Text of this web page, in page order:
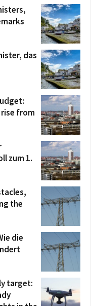
das
from
zum 1.
the
die
target: